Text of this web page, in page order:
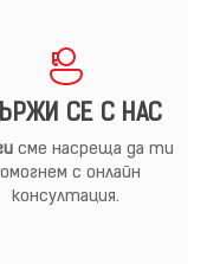
СЕ С НАС
сме насреща да ти
с онлайн
консултация.